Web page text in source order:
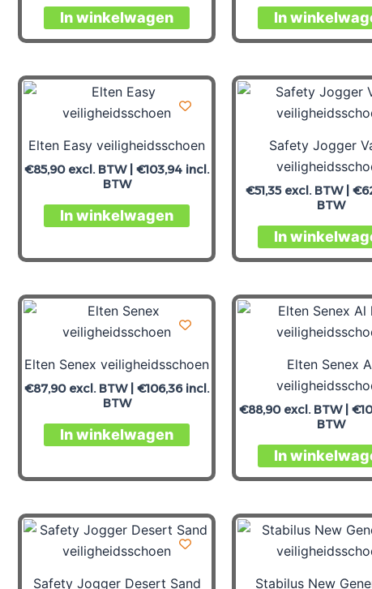
In winkelwagen In
Elten Easy veiligheidsschoen
€85,90excl. BTW | €103,94 incl.
BTW
In winkelwagen
Safety Jogger
€51,35excl. BTW | €
BTW
In
Elten Senex veiligheidsschoen
€87,90excl. BTW | €106,36incl.
BTW
In winkelwagen
Elten Senex
€88,90excl. BTW | €
BTW
In
Safety Jogger Desert Sand
Stabilus New